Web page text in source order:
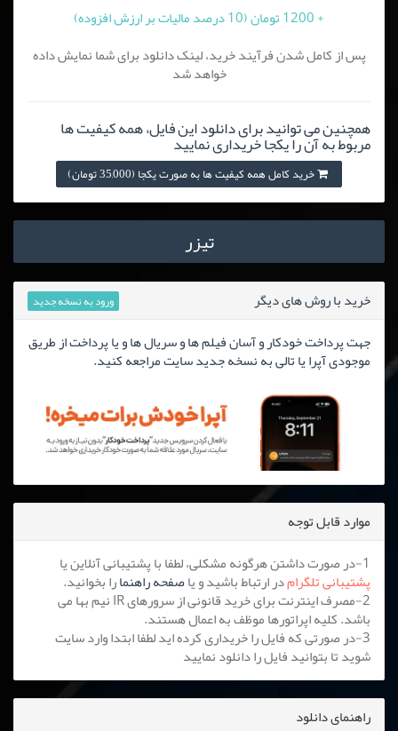
+ 1200 تومان (10 درصد مالیات بر ارزش افزوده)
پس از کامل شدن فرآیند خرید، لینک دانلود برای شما نمایش داده
خواهد شد
همچنین می توانید برای دانلود این فایل، همه کیفیت ها
مربوط به آن را یکجا خریداری نمایید
خرید کامل همه کیفیت ها به صورت یکجا (35,000 تومان)
تیزر
خرید با روش های دیگر ورود به نسخه جدید
جهت پرداخت خودکار و آسان فیلم ها و سریال ها و یا پرداخت از طریق
موجودی آپرا یا تالی به نسخه جدید سایت مراجعه کنید.
موارد قابل توجه
1-در صورت داشتن هرگونه مشکلی، لطفا با پشتیبانی آنلاین یا
پشتیبانی تلگرامدر ارتباط باشید و یاصفحه راهنمارا بخوانید.
2-مصرف اینترنت برای خرید قانونی از سرورهای IR نیم بها می
باشد. کلیه اپراتورها موظف به اعمال هستند.
3-در صورتی که فایل را خریداری کرده اید لطفا ابتدا وارد سایت
شوید تا بتوانید فایل را دانلود نمایید
راهنمای دانلود